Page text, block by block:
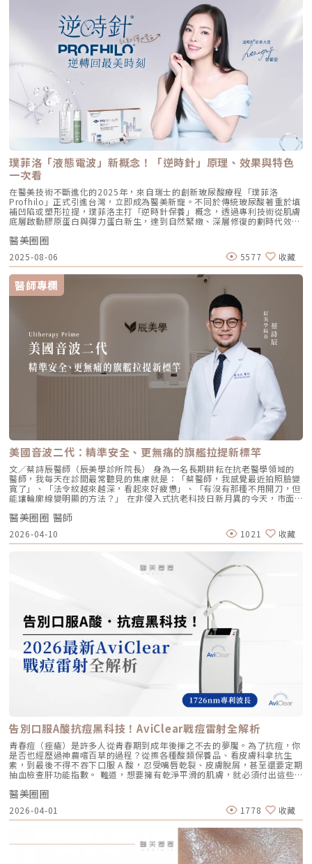
胞：幫助恢復皮下組織的飽滿感，減緩隨著年齡增長的皮下萎縮。 啟動 5
種關鍵結構蛋白：包括 I 型、III 型、IV 型、VII 型膠原蛋白以及最關鍵的彈
力蛋白。這種全方位的重塑效果，能讓下顎線變清晰，讓細紋從底層淡化。
這就是為什麼它被暱稱為「液態電波」。電波是靠「熱能」刺激新生，而
Profhilo 是靠「生物分子信號」啟動新生。對於皮膚薄、怕痛或不適合高
能量儀器的客戶來說，這是一個非常理想的選擇。四、 蔡醫師的精準美
學：BAP 五點拉提點位解析施打 Profhilo 是一門藝術。我們採用國際標準
的 BAP（Bio Aesthetic Points）五點拉提打法，這五個點是避開重要血
管、精準對準臉部支撐結構的黃金位置： [1] 顴骨高點： 位於顴骨最突出的
地方，需離眼睛外側至少 2 公分。能像掛鉤一樣，為中臉提供向上向外的支
撐力。 [2] 鼻翼與瞳孔垂直線交界： 在鼻翼與耳廓之間畫出水平線，再從瞳
孔中線畫垂直線，兩線交交叉處作為注射點。能有效改善法令紋，飽滿面中
部。 [3] 耳廓下前緣： 位於耳廓下緣的前方約 1 公分處。是收緊臉部外側
輪廓、強化下頷線條的關鍵。 [4] 下頷嘴角交界： 在下巴中軸線的三分之一
處畫垂直線，再向唇角方向移動 1.5 公分。可以修飾木偶紋，改善嘴角下
垂。 [5] 下顎角前緣： 位於下顎角前側約 1 公分處。幫助拉緊腮幫子多餘
的鬆弛組織，讓下顎線條清晰。五、 哪些部位最適合 Profhilo 逆時針？
Profhilo 逆時針之所以能成為抗老界的寵兒，不僅是因為它的成分純淨，
更因為它解決了傳統醫美難以觸及的「盲區」。它不靠體積填充，而是透過
「液態拉皮」的概念，從根本提升肌膚彈性。以下四個部位是我在臨床運用
中最推薦的：1. 臉部液態拉皮：BAP 五點精準誘導這是 Profhilo 的核心應
用。與傳統玻尿酸增加臉部「厚重感」或「體積支撐」的邏輯完全不同，
Profhilo 本質上是液態拉皮。我們採用國際標準的 BAP（Bio Aesthetic
的黃金位置： 顴骨高點：啟動中臉肌膚的生物重塑，優化張力。 鼻翼瞳孔
交界：透過提升肌膚彈力，自然弱化法令紋的視覺感。 耳廓下前緣：強化
臉部外側緊緻度，讓輪廓不再鬆垮。 下頷嘴角交界：改善嘴角周圍的鬆
弛，恢復皮膚原有的拉力。 下顎角前緣：誘導彈力蛋白新生，收緊下頷邊
緣的曲線。這五個點位並非用來「填充凹陷」，而是作為信號啟動點，讓玻
尿酸在皮下如水幕般擴散，誘導彈力蛋白大量新生，像是在皮下植入了一層
隱形的「彈力網」，讓下顎線與中臉自然回歸緊緻狀態。2. 火雞頸與橫向頸
紋：修復彈力纖維的救星頸部皮膚極薄，且缺乏支撐結構，老化多半是因為
彈力纖維斷裂。傳統填充型玻尿酸因為有化學交聯，施打後容易因重力或皮
膚過薄而產生凸起（毛毛蟲現象）。Profhilo 具備極佳的流動性，能均勻
滲透進頸部真皮層，不是填平皺紋，而是從底層重塑頸部肌膚的厚度與張
力，是目前改善頸部質感的首選。3. 手背（雞爪手）：重建真皮層的緊實度
雙手最容易因彈力蛋白流失而顯得乾癟、血管明顯。Profhilo 透過「非填
充」的方式，啟動手背肌膚的自我修復機制。它不僅是補水，更是透過生物
重塑增加組織的彈性與結構感，讓手背肌膚恢復細緻平滑，找回如少女般優
雅的肌膚張力。4. 口周細紋：自然軟化而不僵硬對於愛笑或年長客戶常見的
唇周紋，若使用傳統填充物，常會因為增加了體積而讓表情變得僵硬。
Profhilo 透過液態拉皮的原理，在不改變五官比例的前提下，誘導唇周肌
膚新生彈力蛋白，從底層「軟化」細小紋路，讓整個人看起來更加柔和、自
然。六、 蔡醫師的診間建議：如何規劃妳的「逆時針」計畫？在辰美學，
我們追求的是「長效且細膩」的美，而非瞬間的煙火式改變。針對初次接觸
Profhilo 逆時針 的客戶，我通常會建議以「週期性重塑」的方式來規劃妳
的專屬美學地圖：1. 基礎療程：建議至少進行 2 至 3 次為了達到最佳的彈
力蛋白新生與肌底環境優化，單次施打僅是啟動信號，完整的重塑需要時間
堆疊： 啟動期（第 1 次與第 2 次）： 建議間隔 1 個月施打。這兩次密集的
治療能確保高濃度玻尿酸在真皮層內建立穩固的擴散網絡，全面活化纖維母
細胞。 強化期（第 2 次與第 3 次）： 建議間隔3到6個月進行第三次施打。
這是一個關鍵的鞏固點，能延續細胞的再生信號，讓拉皮效果更具層次感。
維持期： 經過這 3 次完整的週期療程後，肌膚的緊緻度與細緻質感通常可
以維持九個月左右的時間。2.術後照護：輕盈無負擔的修復由於 Profhilo
是極高純度的玻尿酸且不含化學交聯劑，術後反應極輕。只需在 24 小時內
避免劇烈運動與高溫環境（如溫泉、蒸氣室、高溫瑜伽），其餘日常生活、
上妝均不受影響，非常適合行程滿檔的都會女性。結語：美，是找回妳原本
的自然光采抗老不應該是「加法」，而是「還原」。Profhilo 逆時針的哲
學與辰美學的理念不謀而合：我們不希望客戶變得不像自己，我們希望妳在
未來的日子裡，依然保有那份緊緻、透亮的彈力美感。妳不需要厚重的粉底
來遮蓋疲態，因為最美的底妝，就是妳健康的真皮層。如果妳也想體驗這種
「由內而外」的重塑感，歡迎來到辰美學，讓我們為妳量身定制專屬的逆齡
處方箋。「詳細內容請詳見辰美學官網」
@aclinichttps://lin.ee/zGPja49▼詢問整形大小事https://answer-
clinic.com/▼詢問皮膚大小事https://answer-skin.com/▼詢問變美大小
事https://answer-skincare.com/安瑟美膚整形外科診所
FBhttps://www.facebook.com/AnswerClinic安瑟美膚整形外科診所
IGhttps://www.instagram.com/aclinic.group/吳名倫醫師：Dr.Allen 整
形醫美體塑學苑https://www.facebook.com/drallenbody吳名倫醫師
IGhttps://www.instagram.com/psdr_allen/安瑟美膚整形外科診所地
址：臺北市大安區安和路一段113號2樓之1電話：（02）7709-9398
璞菲洛「液態電波」新概念！「逆時針」原理、效果與特色
一次看
在醫美技術不斷進化的2025年，來自瑞士的創新玻尿酸療程「璞菲洛
Profhilo」正式引進台灣，立即成為醫美新寵。不同於傳統玻尿酸著重於填
補凹陷或塑形拉提，璞菲洛主打「逆時針保養」概念，透過專利技術從肌膚
底層啟動膠原蛋白與彈力蛋白新生，達到自然緊緻、深層修復的劃時代效
果。 Profhilo更邀請郭台銘夫人曾馨瑩擔任形象大使，迅速成為市場焦
點。我們將帶你全面認識這項創新療程，從作用原理、五大特色到適合對象
與常見問題，一次搞懂「逆時針玻尿酸」的魅力！ 璞菲洛Profhilo是什
麼？ 璞菲洛是一項注射型玻尿酸產品，由瑞士IBSA研發，正式名稱為「高
低分子玻尿酸皮下植入劑」，在台灣獲得衛福部核准，俗稱為「逆時針」。
與傳統玻尿酸不同，璞菲洛不以填補凹陷為目的，而是透過生物重塑（bio-
remodeling）方式，喚醒肌膚自身的修復機能，促進膠原蛋白和彈力蛋白
的生成，達到自然緊緻與改善膚質的效果。璞菲洛Profhilo的五大特色璞菲
洛之所以能引發醫美界關注，主要在於它與傳統玻尿酸有著本質上的不同，
透過獨特技術從根本上改善肌膚狀態。以下是璞菲洛最突出的五大特色：1.
獨特「生物重塑」機制：啟動膠原與彈力蛋白再生璞菲洛的核心技術採用專
利高、低分子量玻尿酸複合配方，在不添加交聯劑的情況下，能刺激皮膚深
層的纖維母細胞、角質細胞和脂肪細胞，促使膠原蛋白和彈力蛋白大量新
生，從源頭改善肌膚鬆弛與老化問題。2. 全面改善膚況：不只填補，更提升
整體膚質有別於傳統玻尿酸的局部填充，璞菲洛注射後會均勻擴散至皮膚的
真皮層與皮下組織。這使得它能全面性地改善肌膚，包括： 提升肌膚緊實
度與彈性 深層補水、改善乾燥與粗糙 減少細紋、改善膚色不均3. 自然柔和
的效果：告別「饅化臉」璞菲洛的質地較輕盈、流動性高，主要作用提升肌
膚本身的飽滿度與光澤，而不是增加額外體積。因此，能帶來自然、柔和的
改善效果，避免了傳統填充劑可能導致的僵硬或「饅化」現象，讓你看起來
就像是膚況變好了，而不是動了手腳。4. 獨創 BAP 五點注射技術：療程更
舒適、更快速採用獨家的 BAP (Bio Aesthetic Points) 五點注射技術。醫師
只需在臉部兩側各選擇五個精準的生物美學點進行注射，就能讓玻尿酸均勻
擴散至全臉。這大大減少了注射的針數和疼痛感，也降低了術後瘀青和腫脹
的機率，讓療程更加舒適、快速。5. 高濃度、不含交聯劑：安全性高、低發
炎風險以高濃度玻尿酸為主要成分，且製程中不使用任何化學交聯劑，能有
效降低注射後的發炎反應與過敏風險。同時，也經過多項國際認證，確保了
產品的純淨與安全性。逆時針（Profhilo） vs. 傳統玻尿酸比較 療程名稱
逆時針 (Profhilo) 傳統玻尿酸填充劑 主要功能 「生物重塑」(Bio-
remodeling)， 刺激膠原蛋白和彈力蛋白再生，從根本改善膚質 「填充」
和「支撐」， 用於填補凹陷、雕塑輪廓 成分組成 專利技術結合高低分子玻
尿酸， 64mg/2ml 高濃度，無交聯劑 玻尿酸會添加交聯劑，以增加黏度和
支撐力， 能維持體積不被快速分解 作用機制 注射後會均勻擴散至皮膚深
個人體質而異） 值得一提的是，它不像音波拉提需要靠機器操作、產生熱
能導致術後紅腫，也不會像玻尿酸填充容易造成過度膨脹的人工感，而是像
「智慧型保養」，漸進式修復你的肌膚底層架構。哪些人適合做璞菲洛？
Profhilo不僅適合輕熟女族群，也非常適合希望改善整體膚況、延緩老化的
人。尤其推薦給以下族群： 面臨初老症狀者： 臉部、頸部或手部出現細
紋、輕微鬆弛，以及肌膚彈性下降、缺乏緊實感的人。 膚質困擾者： 肌膚
乾燥、毛孔粗大、膚色不均或膚質粗糙，希望透過深層保濕來全面提升膚況
的人。 追求自然效果者： 不希望外觀有大幅度改變，只想透過自然、漸進
的方式讓自己看起來更年輕、更有氣色。 對其他療程敏感者： 曾對雷射、
能量儀器等療程反應較大，或希望尋找一種低風險、低修復期的保養方式。
忙碌但仍想維持好氣色的族群非常友善。璞菲洛療程建議與效果說明璞菲洛
建議以三次療程為一完整週期，前兩次治療間隔約30天，第三次則可延長至
4至6個月後進行。必要時，醫師會根據患者肌膚老化程度，評估是否安排加
強治療，以達到最佳效果。大部分患者在首次治療後約2至4週，能感受到肌
膚保濕度提升與質感柔嫩。完整療程結束後，肌膚彈性、細緻度與毛孔緊實
度明顯改善，效果可維持數月，期間因人而異，與個人膚質及保養習慣相
關。針對肌膚老化較嚴重的患者，醫師會提供客製化療程方案，確保治療成
效符合期待。為何完成完整療程後仍需定期補打？雖然Profhilo在第一年完
成三次療程後，可促進皮膚彈力蛋白的新生，但其成分會在體內逐漸代謝，
約在施打後28天開始減少。儘管如此，Profhilo所啟動的生物刺激作用能持
續約3個月左右。隨著時間流逝，皮膚的保濕度與細胞活化功能會逐漸降
低，肌膚質感可能回復至治療前的狀態。加上年齡增長與環境壓力，皮膚細
胞活力下降，因此建議每3至4個月進行一次補打，持續激活肌膚，維持年輕
健康。一項針對40至65歲受試者的研究顯示，接受兩次Profhilo注射（間
醫美圈圈
2025-08-06 5577 收藏
醫師專欄
美國音波二代：精準安全、更無痛的旗艦拉提新標竿
文／蔡詩辰醫師（辰美學診所院長） 身為一名長期耕耘在抗老醫學領域的
醫師，我每天在診間最常聽見的焦慮就是：「蔡醫師，我感覺最近拍照臉變
寬了」、「法令紋越來越深，看起來好疲憊」、「有沒有那種不用開刀，但
能讓輪廓線變明顯的方法？」 在非侵入式抗老科技日新月異的今天，市面
上的音波儀器琳瑯滿目。但每當病患詢問我最信任哪一台儀器時，我的首選
始終是 Ultherapy 美國音波。而在 2026 年的現在，隨著 Ultherapy
Prime（美音二代） 的問世，醫美界正式進入了「精準醫療」的新紀元。這
篇文章，我將以專業醫師的角度，深度拆解為什麼美音二代會成為我臨床治
療的核心，以及它如何重新定義抗老的黃金標準。一、 為什麼「看得到」
跟病患分享一個觀念：音波拉提不是「能量越強越好」，而是「能量要打在
對的地方」。每個人的皮膚厚度、皮下脂肪分布、筋膜層（SMAS）的深
度，甚至是神經血管的走勢都完全不同。即便是在同一個人的臉上，左側與
右側的組織密度也存在差異。傳統的音波療程多半屬於「盲打」，醫師只能
憑藉經驗去推測深度，這就像是在迷霧中航行，風險與不穩定性自然較高。
1.1 精準醫療的「透視眼」最新的Ultherapy Prime 美國音波二代搭載了升
級版 DeepSEE® 即時影像技術。在施打的每一條能量時，我都能透過 2X 高
清螢幕清晰地看見病患當下的組織層級。這意味著： 避開神經與骨頭：大
幅降低因能量落點錯誤導致的劇痛或副作用。 精準鎖定 SMAS 筋膜層：確
保每一發熱凝結點都精確落在支撐輪廓的關鍵地基上。 即時監控探頭貼合
度：防止因貼合不全導致的表皮燙傷。二、 三種鬆弛型態：妳需要的是
「拉提」還是「緊緻」？很多客人到診間會直接說：「我要打音波。」但我
通常會先進行細緻的觸診與影像觀察，因為「鬆弛」其實分為不同層次。如
果診斷錯誤，治療效果就會大打折扣。我將臉部老化歸納為三種主要型態，
並給予不同的客製化建議：2.1 筋膜鬆弛型（結構下垂）這是最適合美國音
墜。這類問題的根源在於 SMAS 筋膜層失去張力，需要透過美音二代深達
4.5mm 的聚焦能量，從地基進行「拉提」。2.2 表皮鬆弛型（膚質鬆軟）
如果妳覺得臉部皮膚軟爛、毛孔粗大、布滿細紋，這通常是真皮層膠原蛋白
流失。此時我會建議以「無雙電波」或「鳳凰電波」為主，強化表層的「緊
緻」，若能搭配美音二代 1.5mm 或 3.0mm 的探頭進行分層治療，效果會
更全面。2.3 脂肪下移型（贅肉堆積）有些人老化表現是法令紋上方擠出一
塊肉，或是出現明顯的雙下巴。這類族群除了筋膜拉提，還需要美音二代對
脂肪組織產生的微熱效應來進行收斂，收緊鬆贅組織，恢復線條的俐落感。
三、 關於痛感與效果：二代真的不一樣嗎？「醫師，聽說美國音波非常
痛，是真的嗎？」這是許多客人心中的陰影。的確，第一代美國音波因其能
量輸出極為強悍扎實，對某些痛感較敏感的客人來說確實是一大挑戰。但
Ultherapy Prime（美音二代）在 2026 年能被醫美圈推崇，關鍵就在於它
大幅優化了「舒適度」。3.1 減痛技術的優化美音二代優化了能量輸出的波
型與頻率，使熱能釋放更加穩定均勻。在臨床操作中，我發現客人的耐受度
顯著提升，不再需要像早期那樣「痛到想哭」。 見效時間：治療當下因組
醫美圈圈 醫師
2026-04-10 1021 收藏
告別口服A酸抗痘黑科技！AviClear戰痘雷射全解析
青春痘（痤瘡）是許多人從青春期到成年後揮之不去的夢魘。為了抗痘，你
是否也經歷過神農嚐百草的過程？從擦各種酸類保養品、看皮膚科拿抗生
素，到最後不得不吞下口服 A 酸，忍受嘴唇乾裂、皮膚脫屑，甚至還要定期
抽血檢查肝功能指數。 難道，想要擁有乾淨平滑的肌膚，就必須付出這些
代價嗎？ 隨著醫學美容科技的進步，抗痘治療終於迎來了劃時代的突破。
全球首款獲得美國 FDA 認證，專門針對「皮脂腺」進行治療的 AviClear 戰
痘雷射 正式問世。它主打不需依賴藥物、無嚴重副作用，透過專利
1726nm 波長雷射，從根源「關閉」過度活躍的皮脂腺。 這篇文章將帶你
全面深入了解 AviClear 戰痘雷射的作用原理、與傳統治療的差異、療程細
節以及真實的術後效果，幫助你評估這項抗痘黑科技是否適合自己。為什麼
痘痘總是反覆發作？看懂萬惡之源「皮脂腺」在認識 AviClear 戰痘雷射之
前，我們必須先了解痘痘（痤瘡）究竟是怎麼形成。青春痘的生成機制主要
醫美圈圈
2026-04-01 1778 收藏